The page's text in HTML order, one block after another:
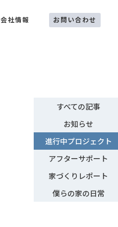
会社情報 お問い合わせ
すべての記事
お知らせ
進行中プロジェクト
アフターサポート
家づくりレポート
僕らの家の日常